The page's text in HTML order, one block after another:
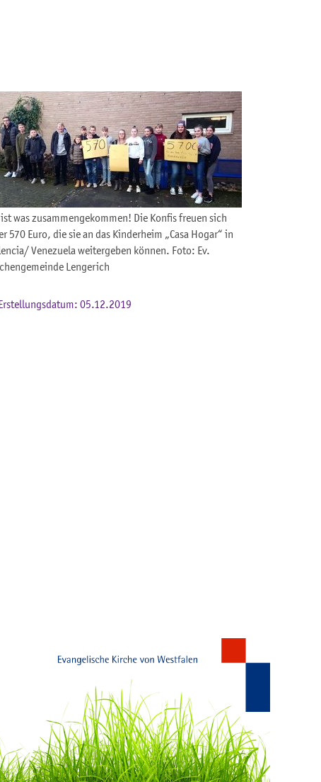
ist was zusammengekommen! Die Konfis freuen sich
570 Euro, die sie an das Kinderheim „Casa Hogar“ in
Venezuela weitergeben können. Foto: Ev.
Lengerich
Erstellungsdatum: 05.12.2019